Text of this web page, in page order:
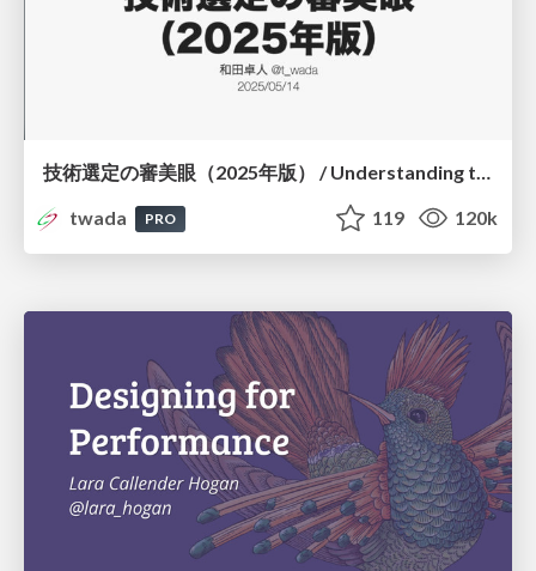
技術選定の審美眼（2025年版） / Understanding the Spiral of Technologies 2025 edition
twada
PRO 119 120k